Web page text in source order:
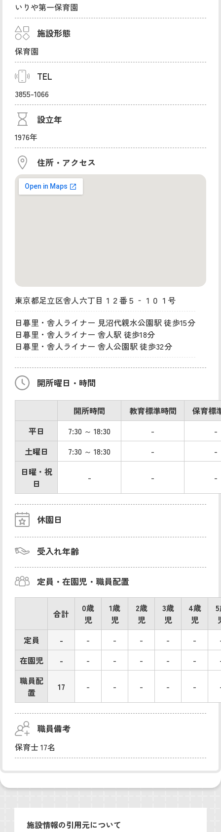
いりや第一保育園
施設形態
保育園
TEL
3855-1066
設立年
1976年
住所・アクセス
東京都足立区舎人六丁目１２番５‐１０１号
日暮里・舎人ライナー 見沼代親水公園駅 徒歩15分
日暮里・舎人ライナー 舎人駅 徒歩18分
日暮里・舎人ライナー 舎人公園駅 徒歩32分
開所曜日・時間
開所時間 教育標準時間
保育標
平日
7:30 ～ 18:30 -
-
土曜日
7:30 ～ 18:30 -
-
日曜・祝
日
- - -
休園日
受入れ年齢
定員・在園児・職員配置
合計
0歳
児
1歳
児
2歳
児
3歳
児
4歳
児
定員
- - - - - -
在園児
- - - - - -
職員配
置
17 - - - - -
職員備考
保育士 17名
施設情報の引用元について